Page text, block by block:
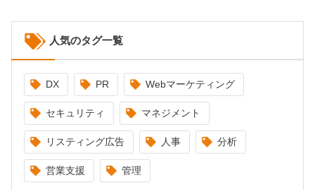
人気のタグ一覧
DX PR Webマーケティング
セキュリティ マネジメント
リスティング広告 人事 分析
営業支援 管理